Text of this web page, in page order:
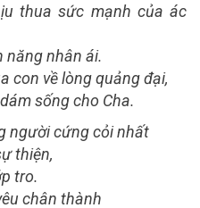
thua sức mạnh của ác
năng nhân ái.
con về lòng quảng đại,
sống cho Cha.
người cứng cỏi nhất
thiện,
tro.
chân thành